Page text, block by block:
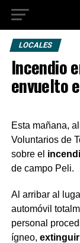
LOCALES
Incendio
envuelto
Esta mañana,
Voluntarios de
sobre el
de campo Peli.
Al arribar al
automóvil
personal
ígneo,